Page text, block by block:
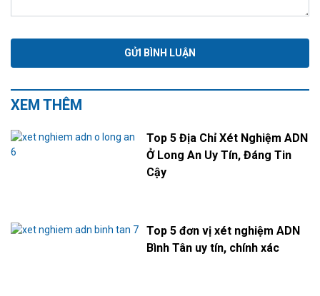
XEM THÊM
Top 5 Địa Chỉ Xét Nghiệm ADN
Ở Long An Uy Tín, Đáng Tin
Cậy
Top 5 đơn vị xét nghiệm ADN
Bình Tân uy tín, chính xác